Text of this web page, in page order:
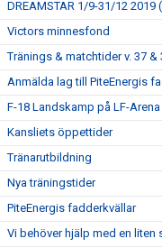
DREAMSTAR 1/9-31/12
Victors minnesfond
Tränings & matchtider v. 37 &
Anmälda lag till PiteEnergis
F-18 Landskamp på LF-Arena
Kansliets öppettider
Tränarutbildning
Nya träningstider
PiteEnergis fadderkvällar
Vi behöver hjälp med en liten